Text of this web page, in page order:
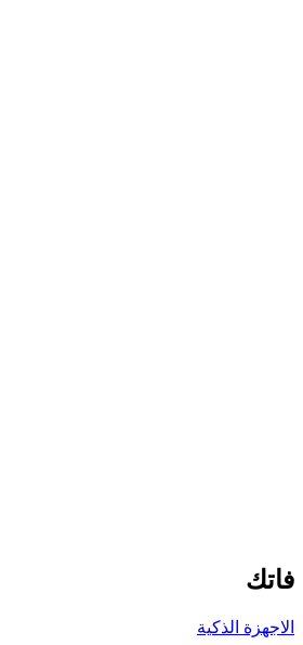
فاتك
الاجهزة الذكية